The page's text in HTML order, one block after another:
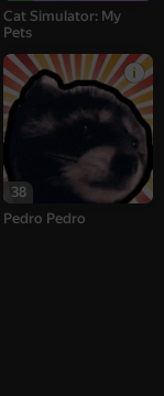
Cat Simulator: My
Pets
38
Pedro Pedro